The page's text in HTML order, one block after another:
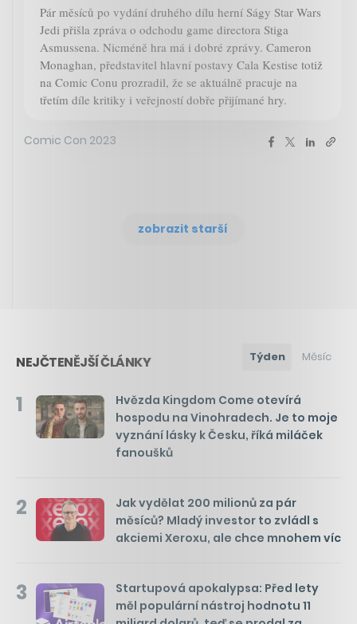
Pár měsíců po vydání druhého dílu herní Ságy Star Wars
Jedi přišla zpráva o odchodu game directora Stiga
Asmussena. Nicméně hra má i dobré zprávy. Cameron
Monaghan, představitel hlavní postavy Cala Kestise totiž
na Comic Conu prozradil, že se aktuálně pracuje na
třetím díle kritiky i veřejností dobře přijímané hry.
Comic Con 2023
zobrazit starší
NEJČTENĚJŠÍ ČLÁNKY Týden Měsíc
1
Hvězda Kingdom Come otevírá
hospodu na Vinohradech. Je to moje
vyznání lásky k Česku, říká miláček
fanoušků
2
Jak vydělat 200 milionů za pár
měsíců? Mladý investor to zvládl s
akciemi Xeroxu, ale chce mnohem víc
3
Startupová apokalypsa: Před lety
měl populární nástroj hodnotu 11